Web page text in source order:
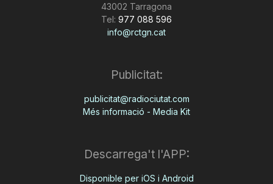
43002 Tarragona
Tel: 977 088 596
info@rctgn.cat
Publicitat:
publicitat@radiociutat.com
Més informació - Media Kit
Descarrega't l'APP:
Disponible per iOS i Android